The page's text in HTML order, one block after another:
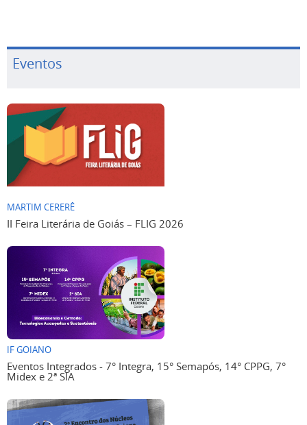
Eventos
MARTIM CERERÊ
II Feira Literária de Goiás – FLIG 2026
IF GOIANO
Eventos Integrados - 7° Integra, 15° Semapós, 14° CPPG, 7°
Midex e 2ª SIA